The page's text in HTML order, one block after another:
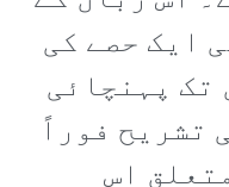
ایک حصے کی
تک پہنچائی
تشریح فوراً
اس